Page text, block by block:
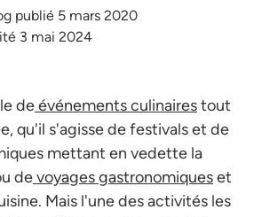
publié 5 mars 2020
3 mai 2024
deévénements culinairestout
qu'il s'agisse de festivals et de
mettant en vedette la
devoyages gastronomiqueset
Mais l'une des activités les